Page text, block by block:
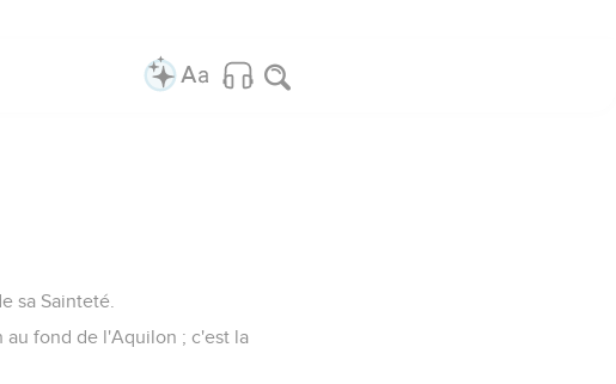
sa Sainteté.
au fond de l'Aquilon ; c'est la